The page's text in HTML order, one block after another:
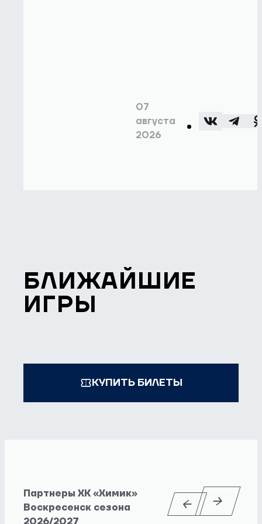
07
августа
2026
БЛИЖАЙШИЕ
ИГРЫ
КУПИТЬ БИЛЕТЫ
Партнеры ХК «Химик»
Воскресенск сезона